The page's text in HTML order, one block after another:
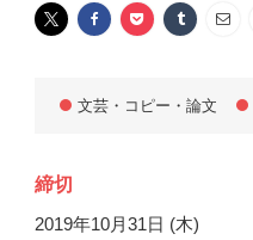
文芸・コピー・論文
締切
2019年10月31日 (木)